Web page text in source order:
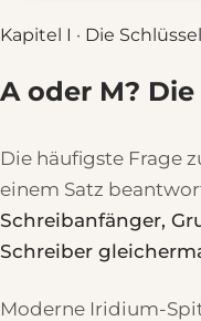
Kapitel I · Die
A oder M?
Die häufigste Frage
einem Satz
Schreibanfänger,
Schreiber
Moderne Iridium-